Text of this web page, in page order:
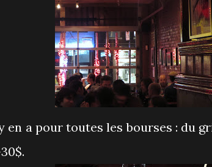
en a pour toutes les bourses : du